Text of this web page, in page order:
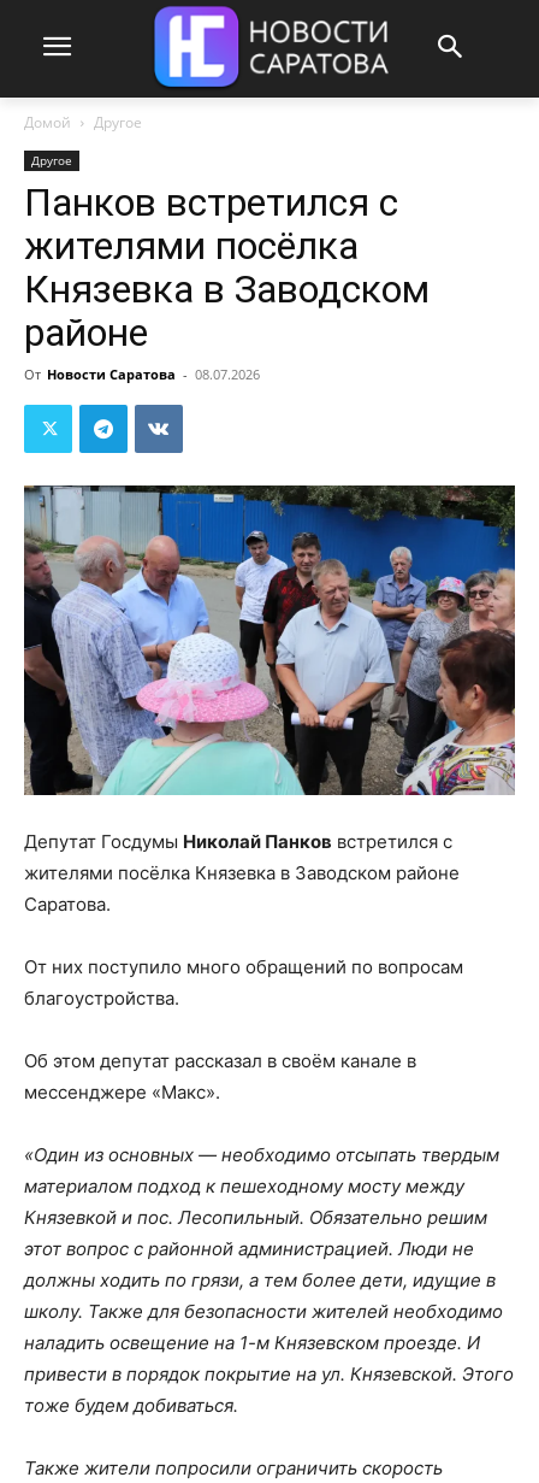
Домой Другое
Другое
Панков встретился с
жителями посёлка
Князевка в Заводском
районе
От Новости Саратова - 08.07.2026
Депутат Госдумы Николай Панков встретился с
жителями посёлка Князевка в Заводском районе
Саратова.
От них поступило много обращений по вопросам
благоустройства.
Об этом депутат рассказал в своём канале в
мессенджере «Макс».
«Один из основных — необходимо отсыпать твердым
материалом подход к пешеходному мосту между
Князевкой и пос. Лесопильный. Обязательно решим
этот вопрос с районной администрацией. Люди не
должны ходить по грязи, а тем более дети, идущие в
школу. Также для безопасности жителей необходимо
наладить освещение на 1-м Князевском проезде. И
привести в порядок покрытие на ул. Князевской. Этого
тоже будем добиваться.
Также жители попросили ограничить скорость